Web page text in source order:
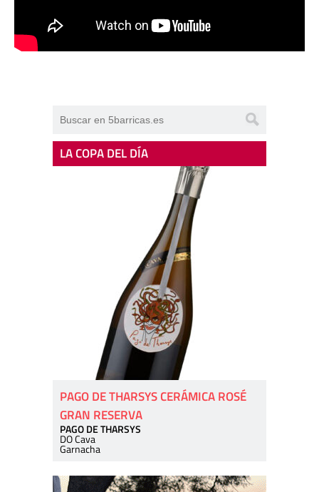
LA COPA DEL DÍA
PAGO DE THARSYS CERÁMICA ROSÉ
GRAN RESERVA
PAGO DE THARSYS
DO Cava
Garnacha